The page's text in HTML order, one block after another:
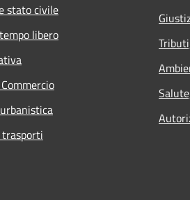
stato civile
libero